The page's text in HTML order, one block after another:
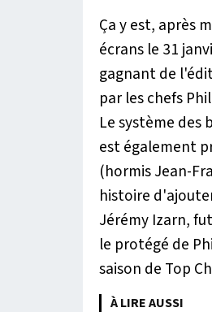
Ça y est, après
écrans le 31
gagnant de
par les chefs
Le système des
est également
(hormis Jean-
histoire
Jérémy Izarn,
le protégé de
saison de Top
À LIRE AUSSI